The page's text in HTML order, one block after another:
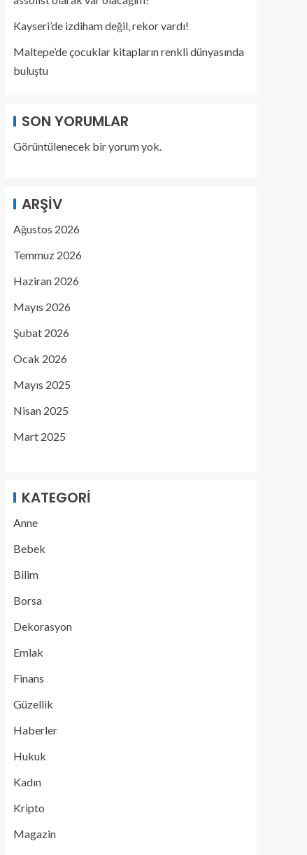
Kayseri’de izdiham değil, rekor vardı!
Maltepe’de çocuklar kitapların renkli dünyasında
buluştu
SON YORUMLAR
Görüntülenecek bir yorum yok.
ARŞIV
Ağustos 2026
Temmuz 2026
Haziran 2026
Mayıs 2026
Şubat 2026
Ocak 2026
Mayıs 2025
Nisan 2025
Mart 2025
KATEGORI
Anne
Bebek
Bilim
Borsa
Dekorasyon
Emlak
Finans
Güzellik
Haberler
Hukuk
Kadın
Kripto
Magazin